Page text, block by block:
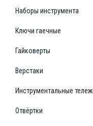
Наборы инструмента
Ключи гаечные
Гайковерты
Верстаки
Инструментальные
Отвёртки